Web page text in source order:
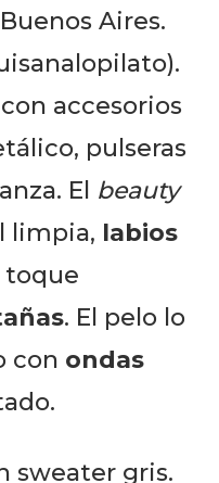
Aires.
accesorios
pulseras
El beauty
limpia, labios
toque
. El pelo lo
con ondas